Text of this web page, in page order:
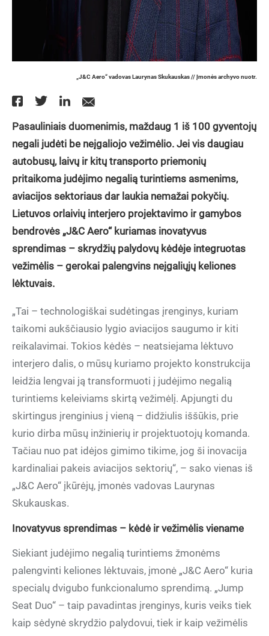
„J&C Aero“ vadovas Laurynas Skukauskas // Įmonės archyvo nuotr.
Pasauliniais duomenimis, maždaug 1 iš 100 gyventojų
negali judėti be neįgaliojo vežimėlio. Jei vis daugiau
autobusų, laivų ir kitų transporto priemonių
pritaikoma judėjimo negalią turintiems asmenims,
aviacijos sektoriaus dar laukia nemažai pokyčių.
Lietuvos orlaivių interjero projektavimo ir gamybos
bendrovės „J&C Aero“ kuriamas inovatyvus
sprendimas – skrydžių palydovų kėdėje integruotas
vežimėlis – gerokai palengvins neįgaliųjų keliones
lėktuvais.
„Tai – technologiškai sudėtingas įrenginys, kuriam
taikomi aukščiausio lygio aviacijos saugumo ir kiti
reikalavimai. Tokios kėdės – neatsiejama lėktuvo
interjero dalis, o mūsų kuriamo projekto konstrukcija
leidžia lengvai ją transformuoti į judėjimo negalią
turintiems keleiviams skirtą vežimėlį. Apjungti du
skirtingus įrenginius į vieną – didžiulis iššūkis, prie
kurio dirba mūsų inžinierių ir projektuotojų komanda.
Tačiau nuo pat idėjos gimimo tikime, jog ši inovacija
kardinaliai pakeis aviacijos sektorių“, – sako vienas iš
„J&C Aero“ įkūrėjų, įmonės vadovas Laurynas
Skukauskas.
Inovatyvus sprendimas – kėdė ir vežimėlis viename
Siekiant judėjimo negalią turintiems žmonėms
palengvinti keliones lėktuvais, įmonė „J&C Aero“ kuria
specialų dvigubo funkcionalumo sprendimą. „Jump
Seat Duo“ – taip pavadintas įrenginys, kuris veiks tiek
kaip sėdynė skrydžio palydovui, tiek ir kaip vežimėlis